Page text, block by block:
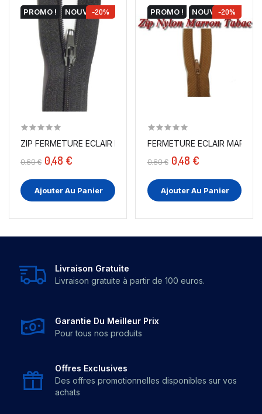
PROMO ! NOUVEAU
-20%
ZIP FERMETURE ECLAIR NOIR A GLISSIÈRE NYLON 20...
0,60 € 0,48 €
Ajouter Au Panier
PROMO ! NOUVEAU
-20%
FERMETURE ECLAIR
0,60 € 0,48 €
Ajouter Au Panier
Livraison Gratuite
Livraison gratuite à partir de 100 euros.
Garantie Du Meilleur Prix
Pour tous nos produits
Offres Exclusives
Des offres promotionnelles disponibles sur vos
achats